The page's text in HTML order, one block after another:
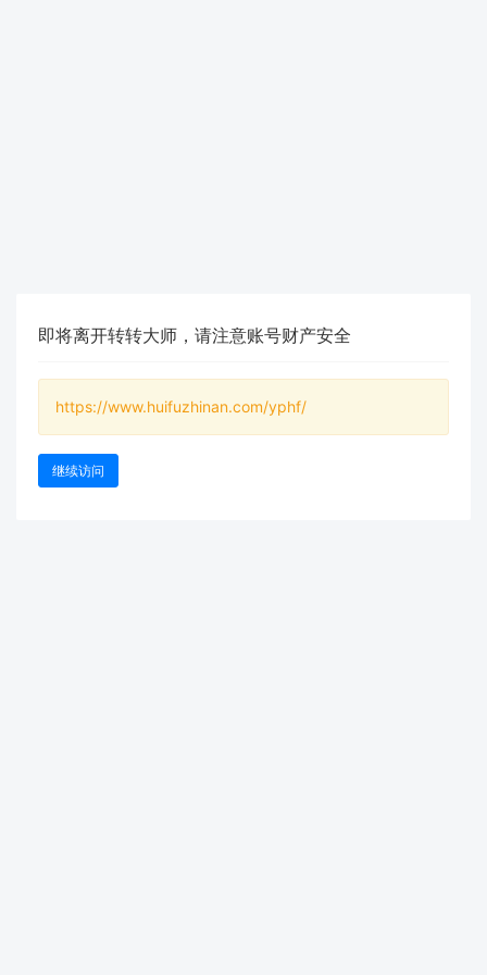
即将离开转转大师，请注意账号财产安全
https://www.huifuzhinan.com/yphf/
继续访问